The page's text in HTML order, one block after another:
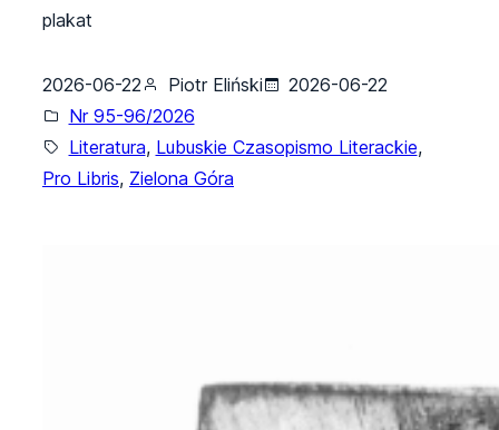
plakat
2026-06-22 Piotr Eliński
2026-06-22
Nr 95-96/2026
Literatura, Lubuskie Czasopismo Literackie,
Pro Libris, Zielona Góra